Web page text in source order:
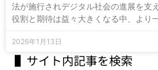
法が施行されデジタル社会の進展を支
役割と期待は益々大きくなる中、より
2026年1月13日
▌サイト内記事を検索